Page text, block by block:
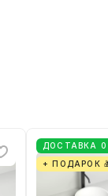
ДОСТАВКА 0
+ ПОДАРОК